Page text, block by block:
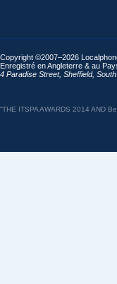
Copyright ©2007–2026
Enregistré en Angleterre & au
4 Paradise Street, Sheffield,
“THE ITSPA AWARDS 2014 AND